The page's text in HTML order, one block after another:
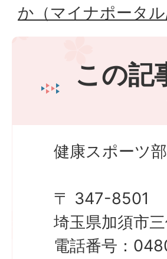
か（マイナポータ
この記
健康スポーツ
〒 347-8501
埼玉県加須市
電話番号：